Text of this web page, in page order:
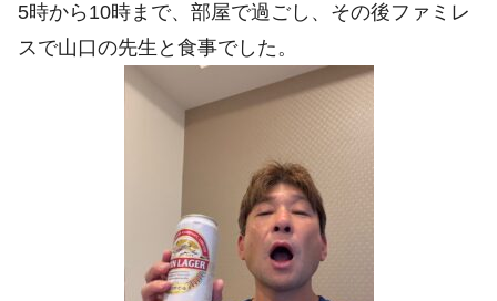
5時から10時まで、部屋で過ごし、その後ファミレ
スで山口の先生と食事でした。